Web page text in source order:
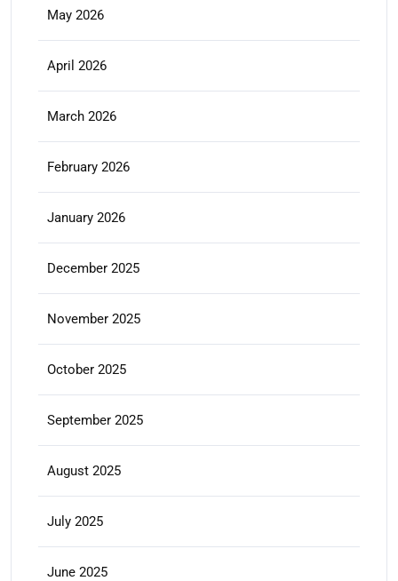
May 2026
April 2026
March 2026
February 2026
January 2026
December 2025
November 2025
October 2025
September 2025
August 2025
July 2025
June 2025